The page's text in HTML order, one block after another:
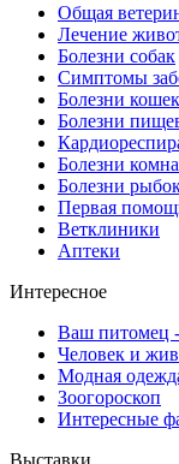
Общая
Лечение
Болезни собак
Симптомы
Болезни кошек
Болезни
Болезни
Болезни
Первая
Ветклиники
Аптеки
Интересное
Ваш питомец -
Человек и
Модная
Зоогороскоп
Интересные
Выставки